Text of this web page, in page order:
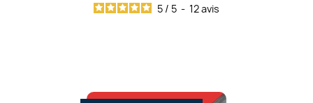
5 / 5 - 12avis